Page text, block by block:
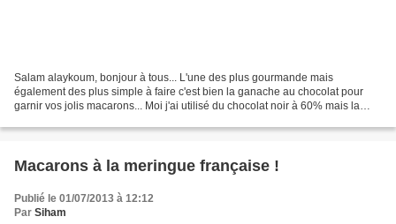
Salam alaykoum, bonjour à tous... L'une des plus gourmande mais
également des plus simple à faire c'est bien la ganache au chocolat pour
garnir vos jolis macarons... Moi j'ai utilisé du chocolat noir à 60% mais la
Macarons à la meringue française !
Publié le 01/07/2013 à 12:12
Par Siham